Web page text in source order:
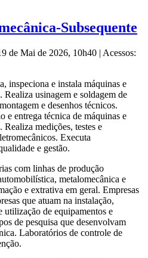
Subsequente
de Mai de 2026, 10h40 | Acessos:
inspeciona e instala máquinas e
Realiza usinagem e soldagem de
e desenhos técnicos.
e entrega técnica de máquinas e
medições, testes e
Executa
e gestão.
com linhas de produção
metalomecânica e
e extrativa em geral. Empresas
que atuam na instalação,
utilização de equipamentos e
de pesquisa que desenvolvam
Laboratórios de controle de